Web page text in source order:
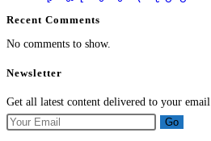
Recent Comments
No comments to show.
Newsletter
Get all latest content delivered to your
Go